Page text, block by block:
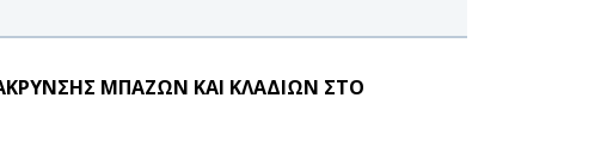
ΜΠΑΖΩΝ ΚΑΙ ΚΛΑΔΙΩΝ ΣΤΟ